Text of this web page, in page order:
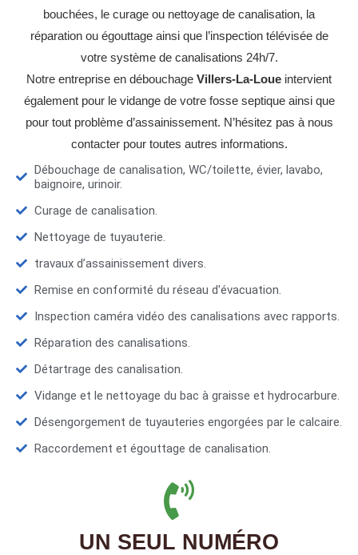
bouchées, le curage ou nettoyage de canalisation, la
réparation ou égouttage ainsi que l’inspection télévisée de
votre système de canalisations 24h/7.
Notre entreprise en débouchage Villers-La-Loue intervient
également pour le vidange de votre fosse septique ainsi que
pour tout problème d’assainissement. N’hésitez pas à nous
contacter pour toutes autres informations.
Débouchage de canalisation, WC/toilette, évier, lavabo,
baignoire, urinoir.
Curage de canalisation.
Nettoyage de tuyauterie.
travaux d’assainissement divers.
Remise en conformité du réseau d'évacuation.
Inspection caméra vidéo des canalisations avec rapports.
Réparation des canalisations.
Détartrage des canalisation.
Vidange et le nettoyage du bac à graisse et hydrocarbure.
Désengorgement de tuyauteries engorgées par le calcaire.
Raccordement et égouttage de canalisation.
UN SEUL NUMÉRO